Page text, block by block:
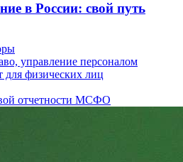
в России: свой путь
управление персоналом
физических лиц
отчетности МСФО